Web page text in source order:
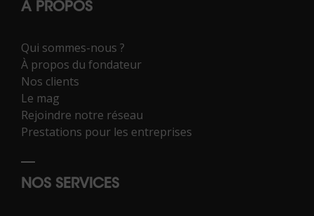
À PROPOS
Qui sommes-nous ?
À propos du fondateur
Nos clients
Le mag
Rejoindre notre réseau
Prestations pour les entreprises
NOS SERVICES